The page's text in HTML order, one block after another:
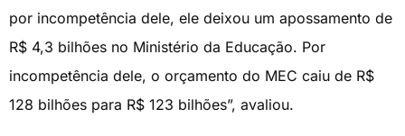
por incompetência dele, ele deixou um apossamento de
R$ 4,3 bilhões no Ministério da Educação. Por
incompetência dele, o orçamento do MEC caiu de R$
128 bilhões para R$ 123 bilhões”, avaliou.